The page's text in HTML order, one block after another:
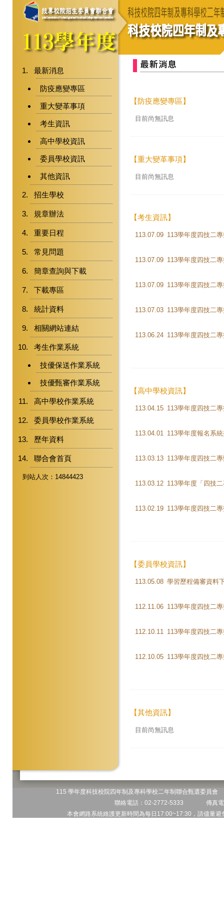
最新消息
防疫應變專區
重大變革事項
考生資訊
高中學校資訊
委員學校資訊
其他資訊
招生學校
規章辦法
重要日程
常見問題
簡章查詢與下載
下載專區
統計資料
相關網站連結
考生作業系統
技優保送作業系統
技優甄審作業系統
高中學校作業系統
委員學校作業系統
歷年資料
聯合會首頁
到站人次：14844423
【防疫應變專區】
目前尚無訊息
【重大變革事項】
目前尚無訊息
【考生資訊】
113.07.09
113.07.09
113.07.09
113.07.03
113.06.24
【高中學校資訊】
113.04.15
113.04.01 113學年度報名系
113.03.13
113.03.12
113.02.19
【委員學校資訊】
113.05.08
112.11.06
112.10.11
112.10.05
【其他資訊】
目前尚無訊息
115 學年度科技校院四年制及專科學校二年制聯合甄選委員
聯絡電話：02-2772-5333 傳真
本會網路系統維護更新時間為每日17:00~17:30，請儘量